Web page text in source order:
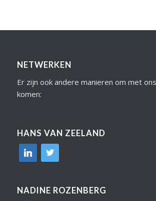
NETWERKEN
Er zijn ook andere manieren om met
komen:
HANS VAN ZEELAND
linkedin
twitter
NADINE ROZENBERG